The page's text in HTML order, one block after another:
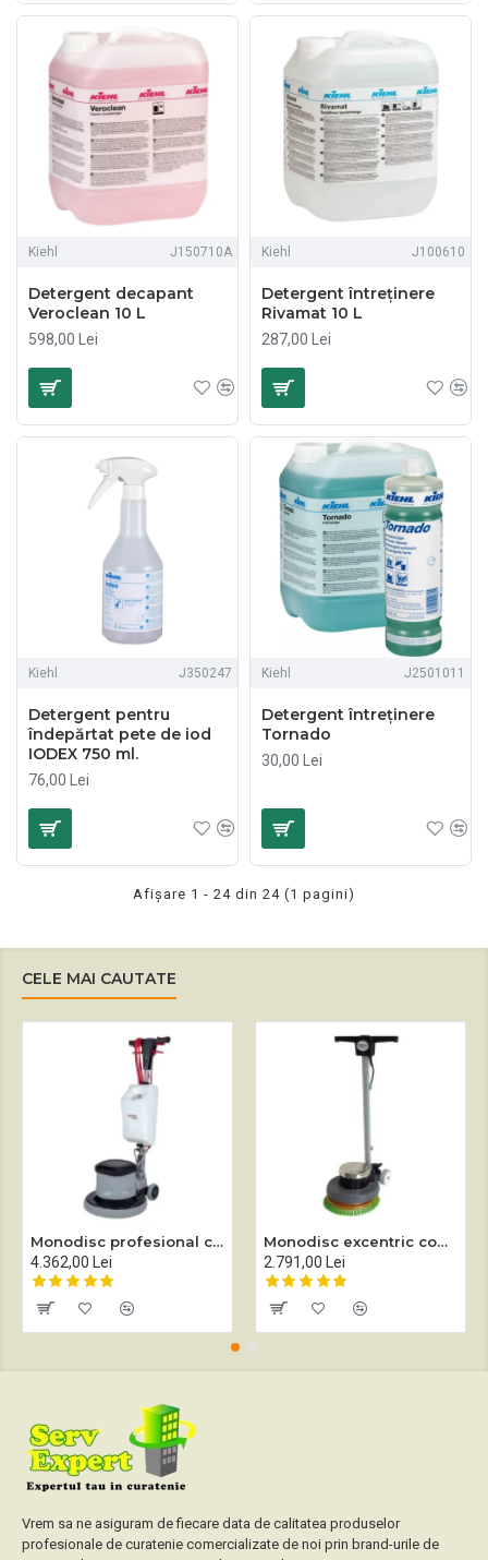
Kiehl J150710A
Detergent decapant
Veroclean 10 L
598,00 Lei
Kiehl J100610
Detergent întreținere
Rivamat 10 L
287,00 Lei
Kiehl J350247
Detergent pentru
îndepărtat pete de iod
IODEX 750 ml.
76,00 Lei
Kiehl J2501011
Detergent întreținere
Tornado
30,00 Lei
Afişare 1 - 24 din 24 (1 pagini)
CELE MAI CAUTATE
Monodisc profesional complet echipat Sprintus EM 17 EVO
4.362,00 Lei
Monodisc excentric complet echipat Sprintus EEM 13R
2.791,00 Lei
Vrem sa ne asiguram de fiecare data de calitatea produselor
profesionale de curatenie comercializate de noi prin brand-urile de